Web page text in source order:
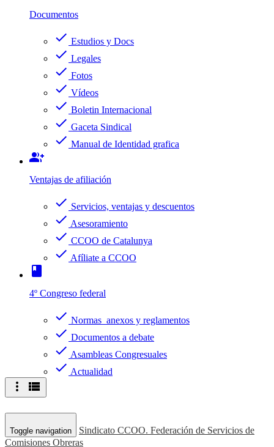
Documentos
check Estudios y Docs
check Legales
check Fotos
check Vídeos
check Boletin Internacional
check Gaceta Sindical
check Manual de Identidad grafica
group_add
Ventajas de afiliación
check Servicios, ventajas y descuentos
check Asesoramiento
check CCOO de Catalunya
check Afíliate a CCOO
book
4º Congreso federal
check Normas anexos y reglamentos
check Documentos a debate
check Asambleas Congresuales
check Actualidad
more_vert view_list
Toggle navigation
Sindicato CCOO. Federación de Servicios de
Comisiones Obreras